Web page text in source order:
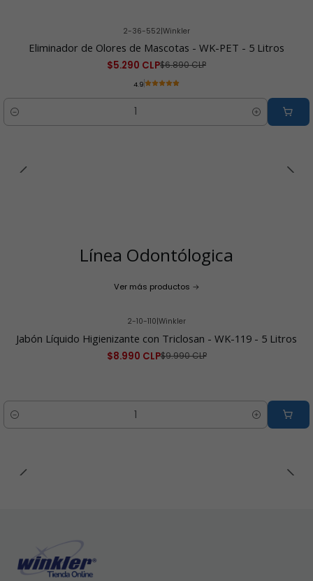
2-36-552|Winkler
Eliminador de Olores de Mascotas - WK-PET - 5 Litros
$5.290 CLP$6.890 CLP
4.9
Cantidad
Línea Odontólogica
Ver más productos
2-10-110|Winkler
Jabón Líquido Higienizante con Triclosan - WK-119 - 5 Litros
$8.990 CLP$9.990 CLP
Cantidad